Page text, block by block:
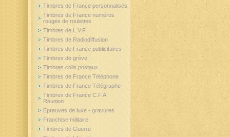
Timbres de France personnalisés
Timbres de France numéros
rouges de roulettes
Timbres de L.V.F.
Timbres de Radiodiffusion
Timbres de France publicitaires
Timbres de grève
Timbres colis postaux
Timbres de France Téléphone
Timbres de France Télégraphe
Timbres de France C.F.A.
Réunion
Epreuves de luxe - gravures
Franchise militaire
Timbres de Guerre